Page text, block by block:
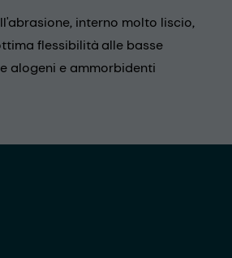
interno molto liscio,
flessibilità alle basse
alogeni e ammorbidenti